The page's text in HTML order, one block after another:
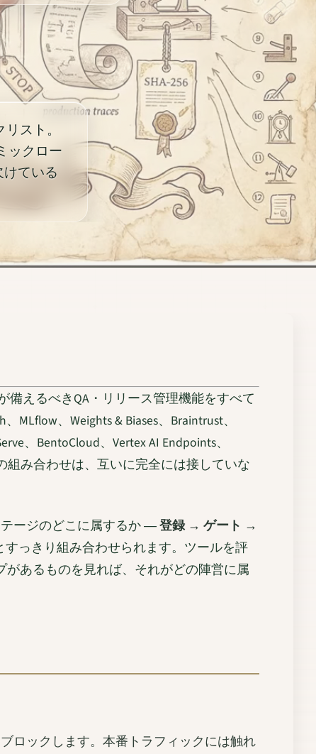
スト。
ックロー
ている
えるべきQA・リリース管理機能をすべて
、Weights & Biases、Braintrust、
、BentoCloud、Vertex AI Endpoints、
組み合わせは、互いに完全には接していな
ージのどこに属するか ―登録 → ゲート →
すっきり組み合わせられます。ツールを評
あるものを見れば、それがどの陣営に属
ロックします。本番トラフィックには触れ